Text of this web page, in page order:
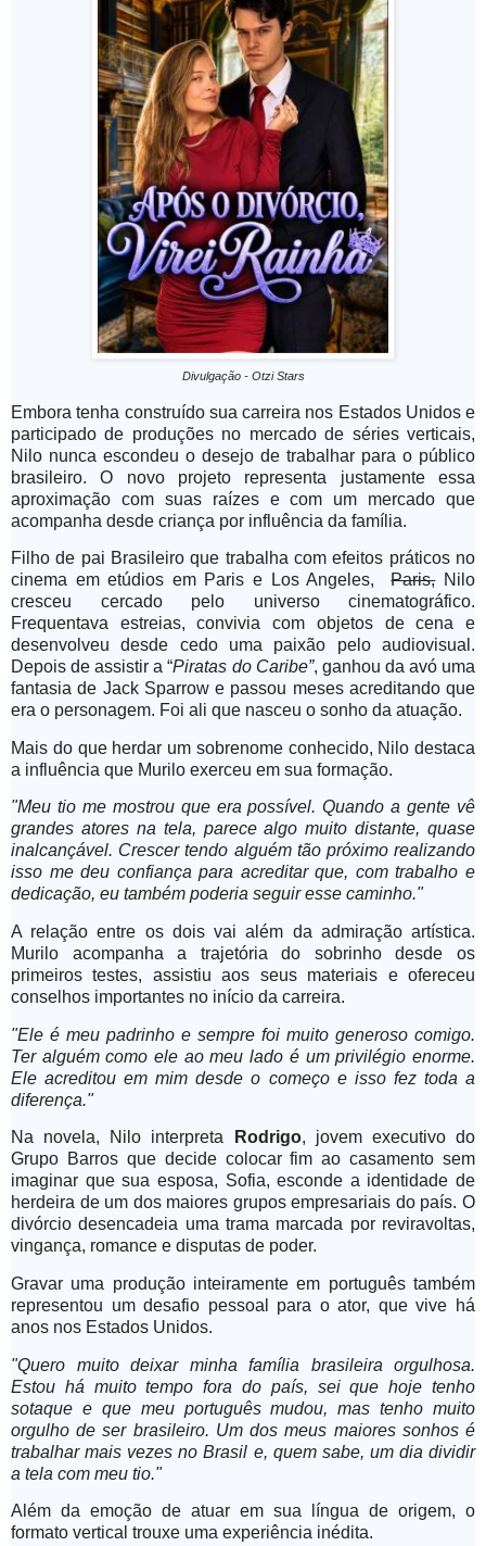
Divulgação - Otzi Stars
Embora tenha construído sua carreira nos Estados Unidos e
participado de produções no mercado de séries verticais,
Nilo nunca escondeu o desejo de trabalhar para o público
brasileiro. O novo projeto representa justamente essa
aproximação com suas raízes e com um mercado que
acompanha desde criança por influência da família.
Filho de pai Brasileiro que trabalha com efeitos práticos no
cinema em etúdios em Paris e Los Angeles,Paris,Nilo
cresceu cercado pelo universo cinematográfico.
Frequentava estreias, convivia com objetos de cena e
desenvolveu desde cedo uma paixão pelo audiovisual.
Depois de assistir a “Piratas do Caribe”, ganhou da avó uma
fantasia de Jack Sparrow e passou meses acreditando que
era o personagem. Foi ali que nasceu o sonho da atuação.
Mais do que herdar um sobrenome conhecido, Nilo destaca
a influência que Murilo exerceu em sua formação.
"Meu tio me mostrou que era possível. Quando a gente vê
grandes atores na tela, parece algo muito distante, quase
inalcançável. Crescer tendo alguém tão próximo realizando
isso me deu confiança para acreditar que, com trabalho e
dedicação, eu também poderia seguir esse caminho."
A relação entre os dois vai além da admiração artística.
Murilo acompanha a trajetória do sobrinho desde os
primeiros testes, assistiu aos seus materiais e ofereceu
conselhos importantes no início da carreira.
"Ele é meu padrinho e sempre foi muito generoso comigo.
Ter alguém como ele ao meu lado é um privilégio enorme.
Ele acreditou em mim desde o começo e isso fez toda a
diferença."
Na novela, Nilo interpreta Rodrigo, jovem executivo do
Grupo Barros que decide colocar fim ao casamento sem
imaginar que sua esposa, Sofia, esconde a identidade de
herdeira de um dos maiores grupos empresariais do país. O
divórcio desencadeia uma trama marcada por reviravoltas,
vingança, romance e disputas de poder.
Gravar uma produção inteiramente em português também
representou um desafio pessoal para o ator, que vive há
anos nos Estados Unidos.
"Quero muito deixar minha família brasileira orgulhosa.
Estou há muito tempo fora do país, sei que hoje tenho
sotaque e que meu português mudou, mas tenho muito
orgulho de ser brasileiro. Um dos meus maiores sonhos é
trabalhar mais vezes no Brasil e, quem sabe, um dia dividir
a tela com meu tio."
Além da emoção de atuar em sua língua de origem, o
formato vertical trouxe uma experiência inédita.